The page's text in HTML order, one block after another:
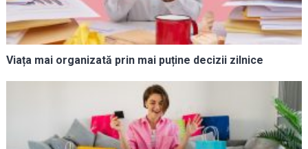
Viața mai organizată prin mai puține decizii zilnice